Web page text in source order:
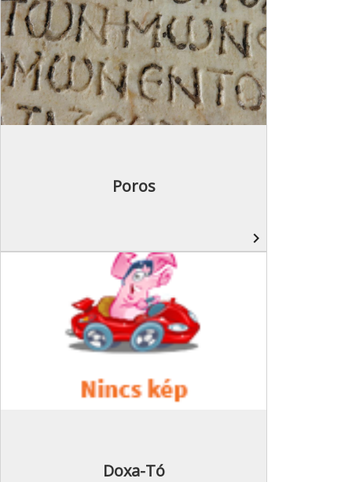
Poros
navigate_next
Doxa-Tó